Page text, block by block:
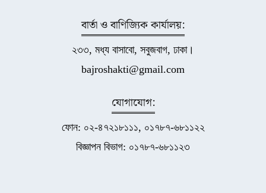
বার্তা ও বাণিজ্যিক কার্যালয়:
২৩৩, মধ্য বাসাবো, সবুজবাগ, ঢাকা।
bajroshakti@gmail.com
যোগাযোগ:
ফোন: ০২-৪৭২১৮১১১, ০১৭৮৭-৬৮১১২২
বিজ্ঞাপন বিভাগ: ০১৭৮৭-৬৮১১২৩